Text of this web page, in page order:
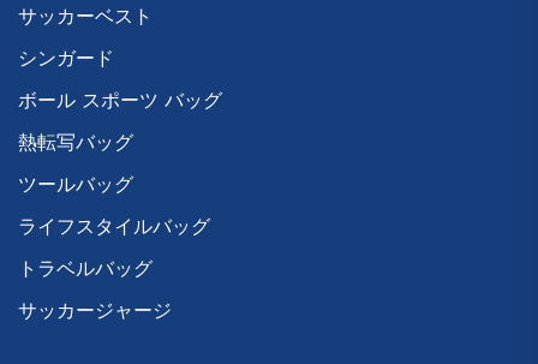
サッカーベスト
シンガード
ボール スポーツ バッグ
熱転写バッグ
ツールバッグ
ライフスタイルバッグ
トラベルバッグ
サッカージャージ